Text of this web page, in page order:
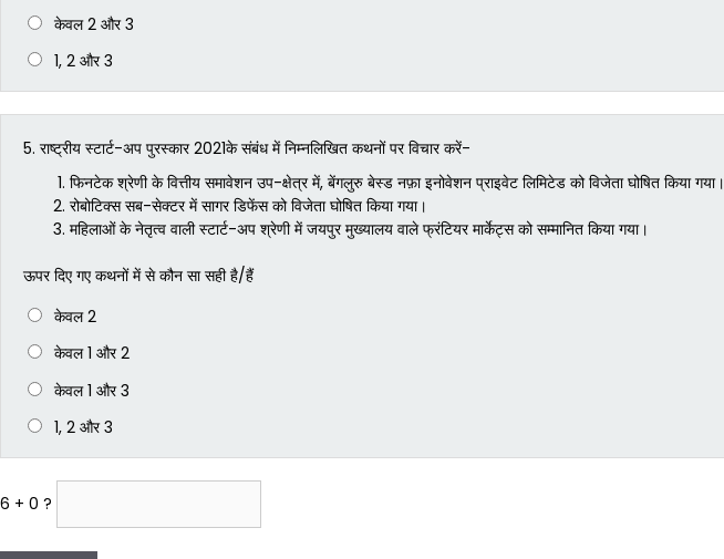
केवल 2 और 3
1, 2 और 3
5. राष्ट्रीय स्टार्ट-अप पुरस्कार 2021के संबंध में निम्नलिखित कथनों पर विचार करें-
फिनटेक श्रेणी के वित्तीय समावेशन उप-क्षेत्र में, बेंगलुरु बेस्ड नफ़ा इनोवेशन प्राइवेट लिमिटेड को विजेता घोषित किया गया।
रोबोटिक्स सब-सेक्टर में सागर डिफेंस को विजेता घोषित किया गया।
महिलाओं के नेतृत्व वाली स्टार्ट-अप श्रेणी में जयपुर मुख्यालय वाले फ्रंटियर मार्केट्स को सम्मानित किया गया।
ऊपर दिए गए कथनों में से कौन सा सही है/हैं
केवल 2
केवल 1 और 2
केवल 1 और 3
1, 2 और 3
6 + 0 ?